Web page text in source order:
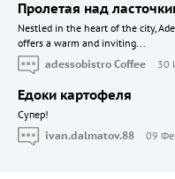
Пролетая над
Nestled in the heart of the city,
offers a warm and inviting...
adessobistro Coffee
30
Едоки картофеля
Cупер!
ivan.dalmatov.88
09